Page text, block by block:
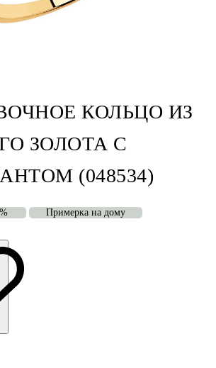
КОЛЬЦО ИЗ
ЗОЛОТА С
(048534)
Примерка на дому